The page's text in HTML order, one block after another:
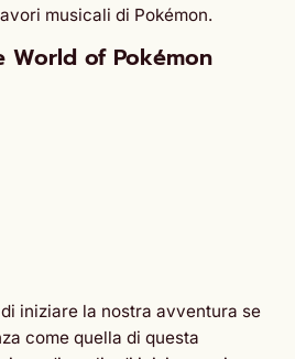
musicali di Pokémon.
World of Pokémon
iniziare la nostra avventura se
come quella di questa